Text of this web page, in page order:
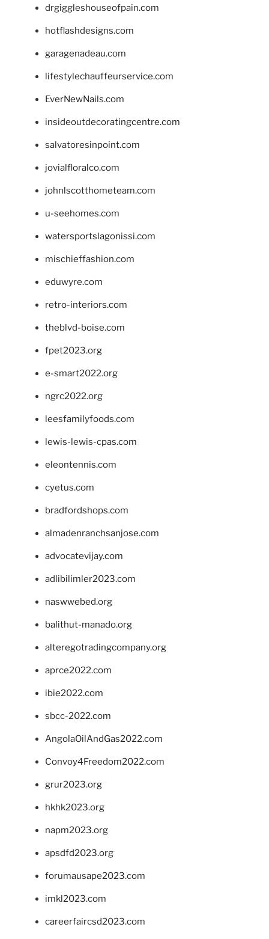
drgiggleshouseofpain.com
hotflashdesigns.com
garagenadeau.com
lifestylechauffeurservice.com
EverNewNails.com
insideoutdecoratingcentre.com
salvatoresinpoint.com
jovialfloralco.com
johnlscotthometeam.com
u-seehomes.com
watersportslagonissi.com
mischieffashion.com
eduwyre.com
retro-interiors.com
theblvd-boise.com
fpet2023.org
e-smart2022.org
ngrc2022.org
leesfamilyfoods.com
lewis-lewis-cpas.com
eleontennis.com
cyetus.com
bradfordshops.com
almadenranchsanjose.com
advocatevijay.com
adlibilimler2023.com
naswwebed.org
balithut-manado.org
alteregotradingcompany.org
aprce2022.com
ibie2022.com
sbcc-2022.com
AngolaOilAndGas2022.com
Convoy4Freedom2022.com
grur2023.org
hkhk2023.org
napm2023.org
apsdfd2023.org
forumausape2023.com
imkl2023.com
careerfaircsd2023.com